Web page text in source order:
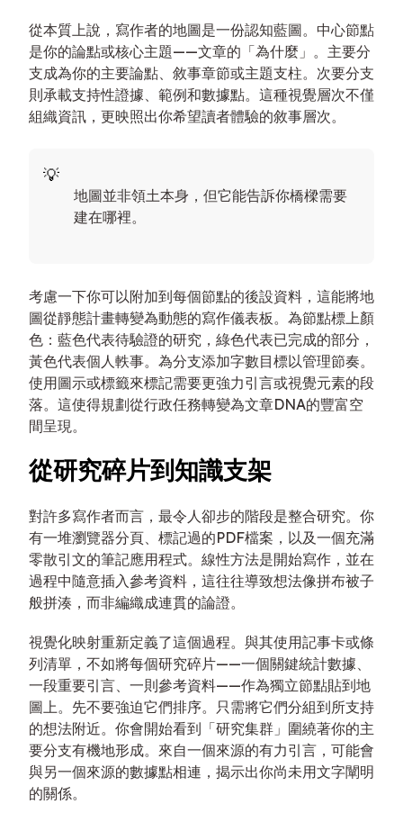
從本質上說，寫作者的地圖是一份認知藍圖。中心節點
是你的論點或核心主題——文章的「為什麼」。主要分
支成為你的主要論點、敘事章節或主題支柱。次要分支
則承載支持性證據、範例和數據點。這種視覺層次不僅
組織資訊，更映照出你希望讀者體驗的敘事層次。
地圖並非領土本身，但它能告訴你橋樑需要
建在哪裡。
考慮一下你可以附加到每個節點的後設資料，這能將地
圖從靜態計畫轉變為動態的寫作儀表板。為節點標上顏
色：藍色代表待驗證的研究，綠色代表已完成的部分，
黃色代表個人軼事。為分支添加字數目標以管理節奏。
使用圖示或標籤來標記需要更強力引言或視覺元素的段
落。這使得規劃從行政任務轉變為文章DNA的豐富空
間呈現。
從研究碎片到知識支架
對許多寫作者而言，最令人卻步的階段是整合研究。你
有一堆瀏覽器分頁、標記過的PDF檔案，以及一個充滿
零散引文的筆記應用程式。線性方法是開始寫作，並在
過程中隨意插入參考資料，這往往導致想法像拼布被子
般拼湊，而非編織成連貫的論證。
視覺化映射重新定義了這個過程。與其使用記事卡或條
列清單，不如將每個研究碎片——一個關鍵統計數據、
一段重要引言、一則參考資料——作為獨立節點貼到地
圖上。先不要強迫它們排序。只需將它們分組到所支持
的想法附近。你會開始看到「研究集群」圍繞著你的主
要分支有機地形成。來自一個來源的有力引言，可能會
與另一個來源的數據點相連，揭示出你尚未用文字闡明
的關係。